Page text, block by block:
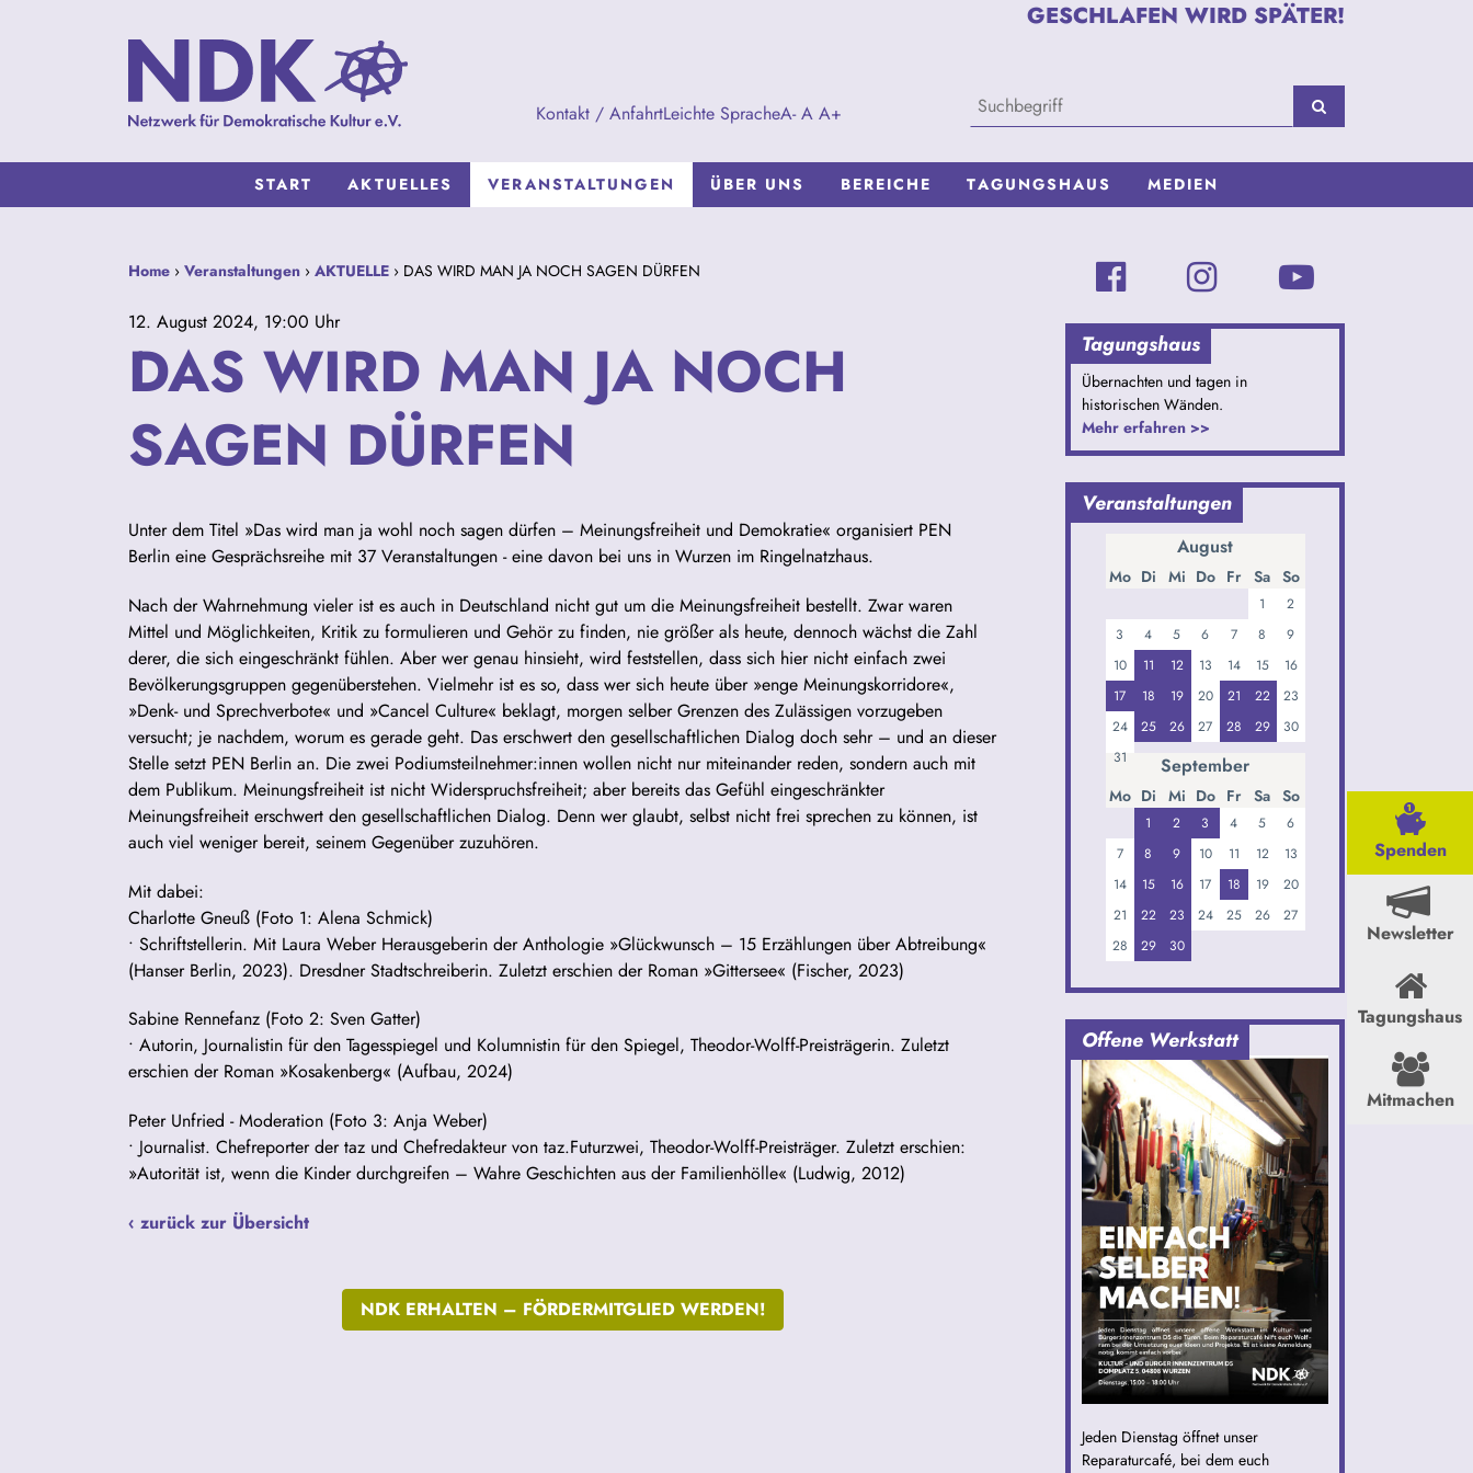
Kontakt / AnfahrtLeichte SpracheA- A A+
GESCHLAFEN WIRD SPÄTER!
START AKTUELLES VERANSTALTUNGEN ÜBER UNS BEREICHE TAGUNGSHAUS MEDIEN
Spenden
Newsletter
Tagungshaus
Mitmachen
Home › Veranstaltungen › AKTUELLE › DAS WIRD MAN JA NOCH SAGEN DÜRFEN
12. August 2024, 19:00 Uhr
DAS WIRD MAN JA NOCH
SAGEN DÜRFEN
Unter dem Titel »Das wird man ja wohl noch sagen dürfen – Meinungsfreiheit und Demokratie« organisiert PEN
Berlin eine Gesprächsreihe mit 37 Veranstaltungen - eine davon bei uns in Wurzen im Ringelnatzhaus.
Nach der Wahrnehmung vieler ist es auch in Deutschland nicht gut um die Meinungsfreiheit bestellt. Zwar waren
Mittel und Möglichkeiten, Kritik zu formulieren und Gehör zu finden, nie größer als heute, dennoch wächst die Zahl
derer, die sich eingeschränkt fühlen. Aber wer genau hinsieht, wird feststellen, dass sich hier nicht einfach zwei
Bevölkerungsgruppen gegenüberstehen. Vielmehr ist es so, dass wer sich heute über »enge Meinungskorridore«,
»Denk- und Sprechverbote« und »Cancel Culture« beklagt, morgen selber Grenzen des Zulässigen vorzugeben
versucht; je nachdem, worum es gerade geht. Das erschwert den gesellschaftlichen Dialog doch sehr – und an dieser
Stelle setzt PEN Berlin an. Die zwei Podiumsteilnehmer:innen wollen nicht nur miteinander reden, sondern auch mit
dem Publikum. Meinungsfreiheit ist nicht Widerspruchsfreiheit; aber bereits das Gefühl eingeschränkter
Meinungsfreiheit erschwert den gesellschaftlichen Dialog. Denn wer glaubt, selbst nicht frei sprechen zu können, ist
auch viel weniger bereit, seinem Gegenüber zuzuhören.
Mit dabei:
Charlotte Gneuß (Foto 1: Alena Schmick)
• Schriftstellerin. Mit Laura Weber Herausgeberin der Anthologie »Glückwunsch – 15 Erzählungen über Abtreibung«
(Hanser Berlin, 2023). Dresdner Stadtschreiberin. Zuletzt erschien der Roman »Gittersee« (Fischer, 2023)
Sabine Rennefanz (Foto 2: Sven Gatter)
• Autorin, Journalistin für den Tagesspiegel und Kolumnistin für den Spiegel, Theodor-Wolff-Preisträgerin. Zuletzt
erschien der Roman »Kosakenberg« (Aufbau, 2024)
Peter Unfried - Moderation (Foto 3: Anja Weber)
• Journalist. Chefreporter der taz und Chefredakteur von taz.Futurzwei, Theodor-Wolff-Preisträger. Zuletzt erschien:
»Autorität ist, wenn die Kinder durchgreifen – Wahre Geschichten aus der Familienhölle« (Ludwig, 2012)
‹ zurück zur Übersicht
NDK ERHALTEN – FÖRDERMITGLIED WERDEN!
Tagungshaus
Übernachten und tagen in
historischen Wänden.
Mehr erfahren >>
Veranstaltungen
August
Mo Di Mi Do Fr Sa So
1
2
3
4 5 6 7 8
9
10
11 12 13 14 15
16
17
18 19 20 21 22
23
24
25 26 27 28 29
30
31
September
Mo Di Mi Do Fr Sa So
1 2 3 4 5
6
7
8 9 10 11 12
13
14
15 16 17 18 19
20
21
22 23 24 25 26
27
28
29 30
Offene Werkstatt
Jeden Dienstag öffnet unser
Reparaturcafé, bei dem euch